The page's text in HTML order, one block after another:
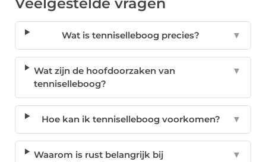
Veelgestelde vragen
Wat is tenniselleboog precies? ▼
Wat zijn de hoofdoorzaken van
tenniselleboog?
▼
Hoe kan ik tenniselleboog voorkomen? ▼
Waarom is rust belangrijk bij
▼